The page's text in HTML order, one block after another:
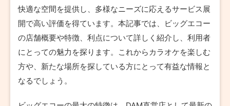
快適な空間を提供し、多様なニーズに応えるサービス展
開で高い評価を得ています。本記事では、ビッグエコー
の店舗概要や特徴、利点について詳しく紹介し、利用者
にとっての魅力を探ります。これからカラオケを楽しむ
方や、新たな場所を探している方にとって有益な情報と
なるでしょう。